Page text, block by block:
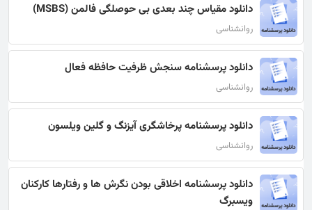
دانلود مقیاس چند بعدی بی حوصلگی فالمن (MSBS)
روانشناسی
دانلود پرسشنامه سنجش ظرفیت حافظه فعال
روانشناسی
دانلود پرسشنامه پرخاشگری آیزنگ و گلین ویلسون
روانشناسی
دانلود پرسشنامه اخلاقی بودن نگرش‌ ها و رفتارها کارکنان
ویسبرگ